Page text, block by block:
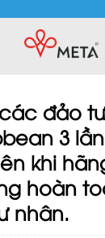
đảo
3
khi
hoàn
nhân.